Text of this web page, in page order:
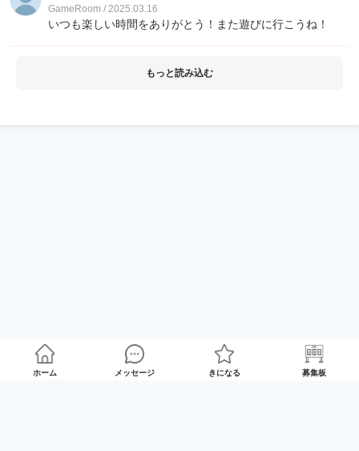
GameRoom / 2025.03.16
いつも楽しい時間をありがとう！また遊びに行こうね！
もっと読み込む
ホーム メッセージ きになる 募集板